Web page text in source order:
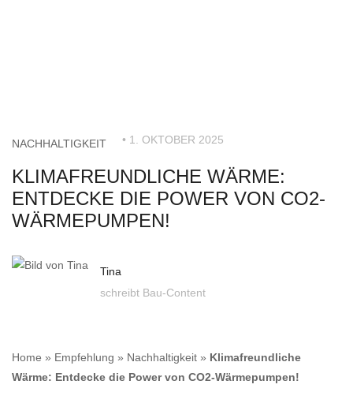
NACHHALTIGKEIT • 1. OKTOBER 2025
KLIMAFREUNDLICHE WÄRME:
ENTDECKE DIE POWER VON CO2-
WÄRMEPUMPEN!
Tina
schreibt Bau-Content
Home » Empfehlung » Nachhaltigkeit » Klimafreundliche
Wärme: Entdecke die Power von CO2-Wärmepumpen!